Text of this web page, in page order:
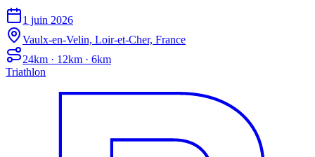
1 juin 2026
Vaulx-en-Velin, Loir-et-Cher, France
24km · 12km · 6km
Triathlon